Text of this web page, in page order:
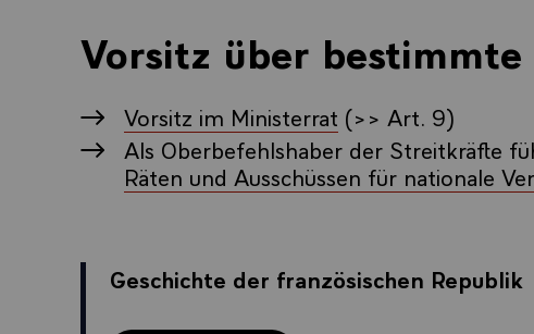
Vorsitz über
Vorsitz im Ministerrat (>> Art. 9)
Als Oberbefehlshaber der Streitkräfte
Räten und Ausschüssen für nationale
Geschichte der französischen Republik